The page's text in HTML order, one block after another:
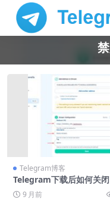
Telegram博客
Telegram下载后如何关
动更新
9 月前